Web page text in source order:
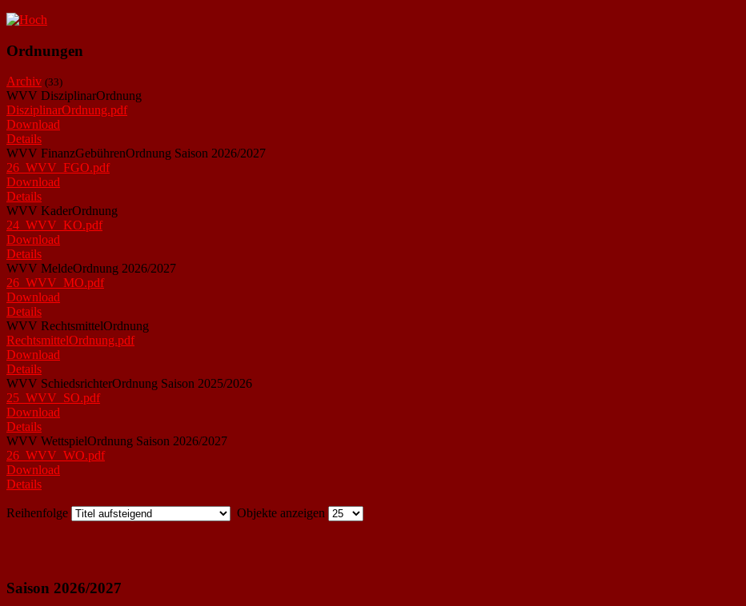
Ordnungen
Archiv (33)
WVV DisziplinarOrdnung
DisziplinarOrdnung.pdf
Download
Details
WVV FinanzGebührenOrdnung Saison 2026/2027
26_WVV_FGO.pdf
Download
Details
WVV KaderOrdnung
24_WVV_KO.pdf
Download
Details
WVV MeldeOrdnung 2026/2027
26_WVV_MO.pdf
Download
Details
WVV RechtsmittelOrdnung
RechtsmittelOrdnung.pdf
Download
Details
WVV SchiedsrichterOrdnung Saison 2025/2026
25_WVV_SO.pdf
Download
Details
WVV WettspielOrdnung Saison 2026/2027
26_WVV_WO.pdf
Download
Details
Reihenfolge Objekte anzeigen
Saison 2026/2027